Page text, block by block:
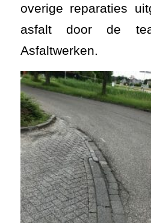
overige reparaties
asfalt door de
Asfaltwerken.